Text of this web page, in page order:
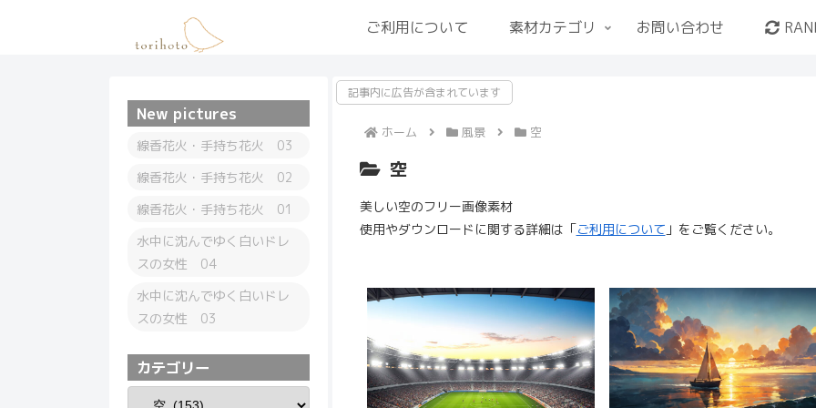
ご利用について 素材カテゴリ お問い合わせ
記事内に広告が含まれています
ホーム 風景 空
空
美しい空のフリー画像素材
使用やダウンロードに関する詳細は「ご利用について 」をご覧ください。
New pictures
線香花火・手持ち花火 03
線香花火・手持ち花火 02
線香花火・手持ち花火 01
水中に沈んでゆく白いドレ
スの女性 04
水中に沈んでゆく白いドレ
スの女性 03
カテゴリー